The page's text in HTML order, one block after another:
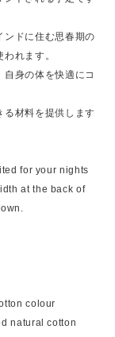
ンドに住む思春期の
れます。
自身の体を快適にコ
る材料を提供します
for your nights
at the back of
colour
natural cotton